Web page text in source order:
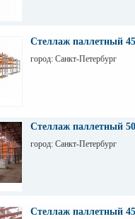
Стеллаж паллетный
город: Санкт-Петербург
Стеллаж паллетный
город: Санкт-Петербург
Стеллаж паллетный